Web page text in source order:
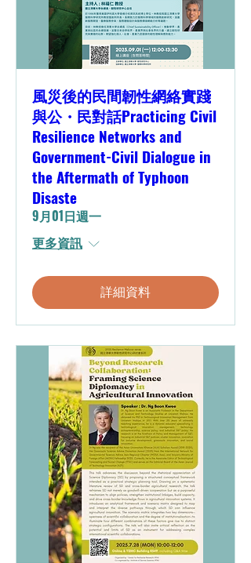
風災後的民間韌性網絡實踐
與公・民對話Practicing Civil
Resilience Networks and
Government-Civil Dialogue in
the Aftermath of Typhoon
Disaste
9月01日週一
更多資訊
詳細資料